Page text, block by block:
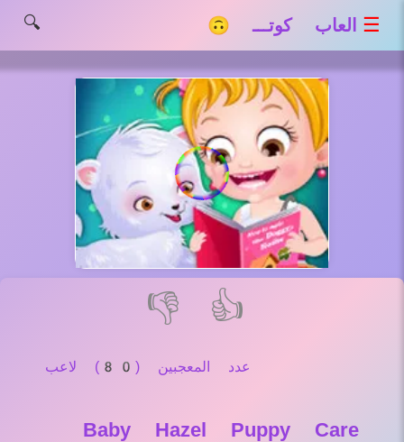
☰ العاب كوتـــ 🙃 🔍
👍
👎
عدد المعجبين (80) لاعب
Baby Hazel Puppy Care